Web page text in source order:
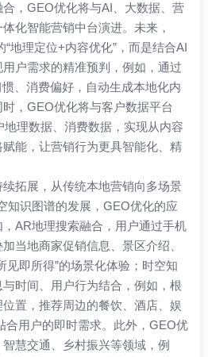
，GEO优化将与AI、大数据、营
化智能营销中台演进。未来，
地理定位+内容优化”，而是结合AI
户需求的精准预判，例如，通过
、消费偏好，自动生成本地化内
，GEO优化将与客户数据平台
地理数据、消费数据，实现从内容
能，让营销行为更具智能化、精
拓展，从传统本地营销向多场景
知识图谱的发展，GEO优化的应
AR地理搜索融合，用户通过手机
当地商家促销信息、景区介绍、
见即所得”的场景化体验；时空知
时间、用户行为结合，例如，根
置，推荐周边的餐饮、酒店、娱
合用户的即时需求。此外，GEO优
慧交通、乡村振兴等领域，例